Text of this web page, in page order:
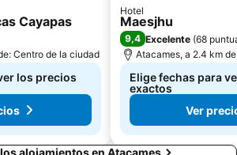
Cayapas
Centro de la ciudad
los precios
Hotel
Maesjhu
9,4 Excelente (68
Atacames, a 2.4 km
Elige fechas para
exactos
Ver
alojamientos en Atacames